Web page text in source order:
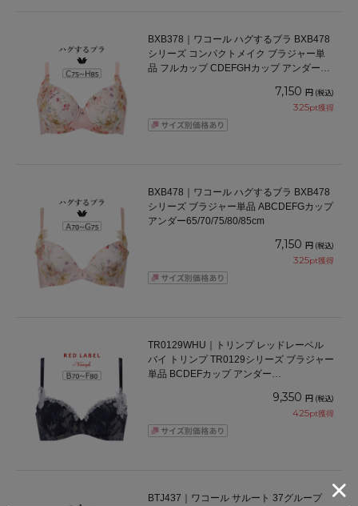
BXB378｜ワコール ハグするブラ BXB478
シリーズ コンパクトメイク ブラジャー単
品 フルカップ CDEFGHカップ アンダー
7,150 円 (税込)
325pt獲得
BXB478｜ワコール ハグするブラ BXB478
シリーズ ブラジャー単品 ABCDEFGカップ
アンダー65/70/75/80/85cm
7,150 円 (税込)
325pt獲得
TR0129WHU｜トリンプ レッドレーベル
バイ トリンプ TR0129シリーズ ブラジャー
単品 BCDEFカップ アンダー
9,350 円 (税込)
425pt獲得
BTJ437｜ワコール サルート 37グループ